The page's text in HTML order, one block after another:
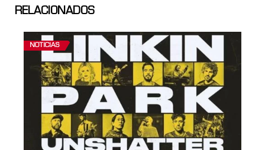
RELACIONADOS
NOTICIAS